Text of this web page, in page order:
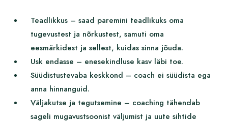
Teadlikkus – saad paremini teadlikuks oma
tugevustest ja nõrkustest, samuti oma
eesmärkidest ja sellest, kuidas sinna jõuda.
Usk endasse – enesekindluse kasv läbi toe.
Süüdistustevaba keskkond – coach ei süüdista ega
anna hinnanguid.
Väljakutse ja tegutsemine – coaching tähendab
sageli mugavustsoonist väljumist ja uute sihtide